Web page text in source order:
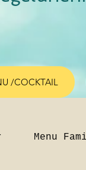
/COCKTAIL
Menu